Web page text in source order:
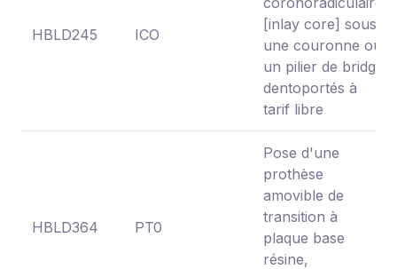
HBLD245 ICO
[inlay core] sous
une couronne ou
un pilier de bridge
dentoportés à
tarif libre
HBLD364 PT0
Pose d'une
prothèse
amovible de
transition à
plaque base
résine,